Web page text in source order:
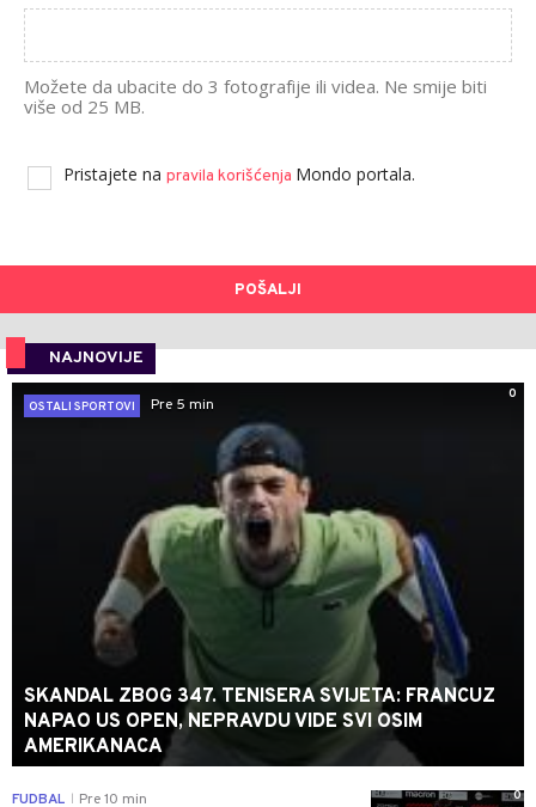
Možete da ubacite do 3 fotografije ili videa. Ne smije biti
više od 25 MB.
Pristajete na pravila korišćenja Mondo portala.
POŠALJI
NAJNOVIJE
0
OSTALI SPORTOVI
Pre 5 min
SKANDAL ZBOG 347. TENISERA SVIJETA: FRANCUZ
NAPAO US OPEN, NEPRAVDU VIDE SVI OSIM
AMERIKANACA
0
FUDBAL Pre 10 min